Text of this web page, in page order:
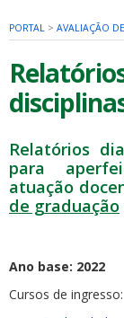
PORTAL > AVALIAÇÃO
Relatórios
para
atuação
de graduação
Ano base: 2022
Cursos de ingresso: